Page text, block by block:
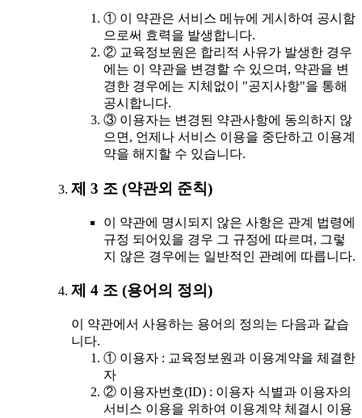
① 이 약관은 서비스 메뉴에 게시하여 공시함
으로써 효력을 발생합니다.
② 교육정보원은 합리적 사유가 발생한 경우
에는 이 약관을 변경할 수 있으며, 약관을 변
경한 경우에는 지체없이 "공지사항"을 통해
공시합니다.
③ 이용자는 변경된 약관사항에 동의하지 않
으면, 언제나 서비스 이용을 중단하고 이용계
약을 해지할 수 있습니다.
제 3 조 (약관외 준칙)
이 약관에 명시되지 않은 사항은 관계 법령에
규정 되어있을 경우 그 규정에 따르며, 그렇
지 않은 경우에는 일반적인 관례에 따릅니다.
제 4 조 (용어의 정의)
이 약관에서 사용하는 용어의 정의는 다음과 같습
니다.
① 이용자 : 교육정보원과 이용계약을 체결한
자
② 이용자번호(ID) : 이용자 식별과 이용자의
서비스 이용을 위하여 이용계약 체결시 이용